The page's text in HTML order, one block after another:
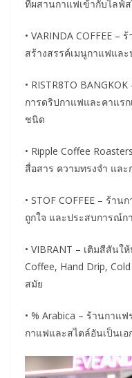
ที่ผสานกาแฟเข้ากับไลฟ์
• VARINDA COFFEE
สร้างสรรค์เมนูกาแฟแล
• RISTR8TO
การดริปกาแฟและคาแร
ชนิด
• Ripple Coffee
สื่อสาร ความทรงจำ แล
• STOF COFFEE – ร้า
ถูกใจ และประสบการณ์ก
• VIBRANT – เติมสีสัน
Coffee, Hand Drip,
สมัย
• % Arabica – ร้านกาแ
กาแฟและสไตล์อันเป็นเ